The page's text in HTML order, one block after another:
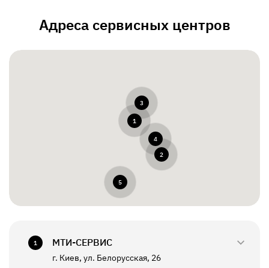
Адреса сервисных центров
1
2
3
4
5
1 МТИ-СЕРВИС
г. Киев, ул. Белорусская, 26